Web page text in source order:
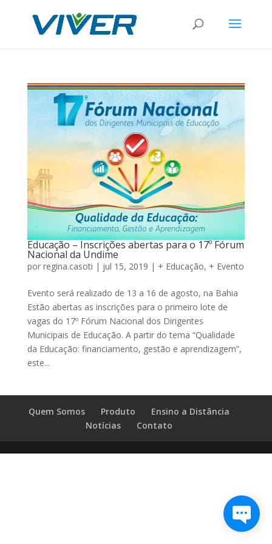
Educação – Inscrições abertas para o 17º Fórum
Nacional da Undime
por regina.casoti | jul 15, 2019 | + Educação, + Evento
Evento será realizado de 13 a 16 de agosto, na Bahia
Estão abertas as inscrições para o primeiro lote de
vagas do 17º Fórum Nacional dos Dirigentes
Municipais de Educação. A partir do tema “Qualidade
da Educação: financiamento, gestão e aprendizagem”,
este...
Quem Somos Produto
Ensino a Distância
Notícias
Contato